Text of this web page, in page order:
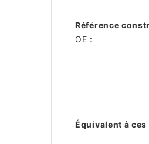
Référence
OE :
Équivalent à